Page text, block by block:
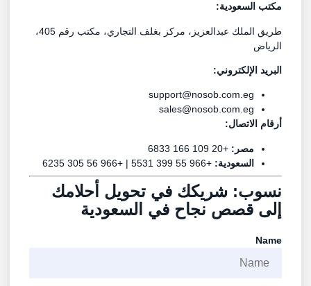
مكتب السعودية:
طريق الملك عبدالعزيز، مركز بغلف التجاري، مكتب رقم 405،
الرياض
البريد الإلكتروني:
support@nosob.com.eg
sales@nosob.com.eg
أرقام الاتصال:
مصر:+20 109 166 6833
السعودية:+966 55 399 5531 | +966 56 305 6235
نسوب: شريكك في تحويل أحلامك
إلى قصص نجاح في السعودية
Name